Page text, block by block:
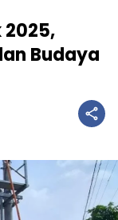
2025,
Budaya